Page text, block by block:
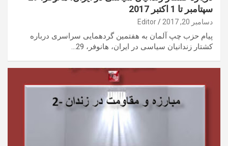
سپتامبر تا 1 اکتبر 2017
دسامبر 20, 2017 Editor
پیام حزب چپ آلمان به هفتمین گردهمایی سراسری درباره
کشتار زندانیان سیاسی در ایران، هانوفر، 29…